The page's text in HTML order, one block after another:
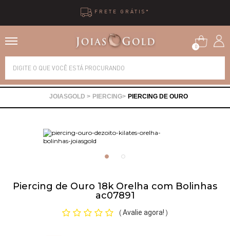
FRETE GRÁTIS*
0
PIERCING PIERCING DE OURO
Piercing de Ouro 18k Orelha com Bolinhas
ac07891
( Avalie agora! )
Alianças
Brincos